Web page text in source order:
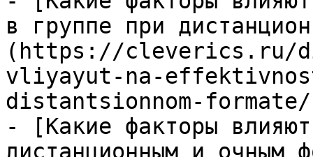
в группе при
(https://cleverics.ru/
vliyayut-na-
distantsionnom-
- [Какие факторы
дистанционным и очным